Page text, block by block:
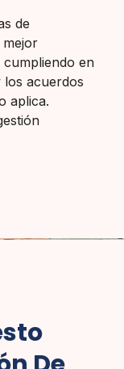
de
mejor
en
acuerdos
aplica.